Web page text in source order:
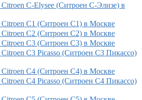
C-Elysee (Ситроен С-Элизе) в
C1 (Ситроен С1) в Москве
C2 (Ситроен С2) в Москве
C3 (Ситроен С3) в Москве
C3 Picasso (Ситроен С3 Пикассо)
C4 (Ситроен С4) в Москве
C4 Picasso (Ситроен С4 Пикассо)